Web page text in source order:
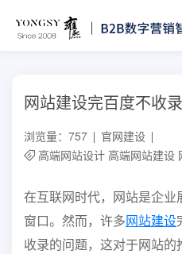
网站建设完百度不收
浏览量：757
官网建设
高端网站设计 高端网站建设
在互联网时代，网站是企
窗口。然而，许多网站建设
收录的问题，这对于网站